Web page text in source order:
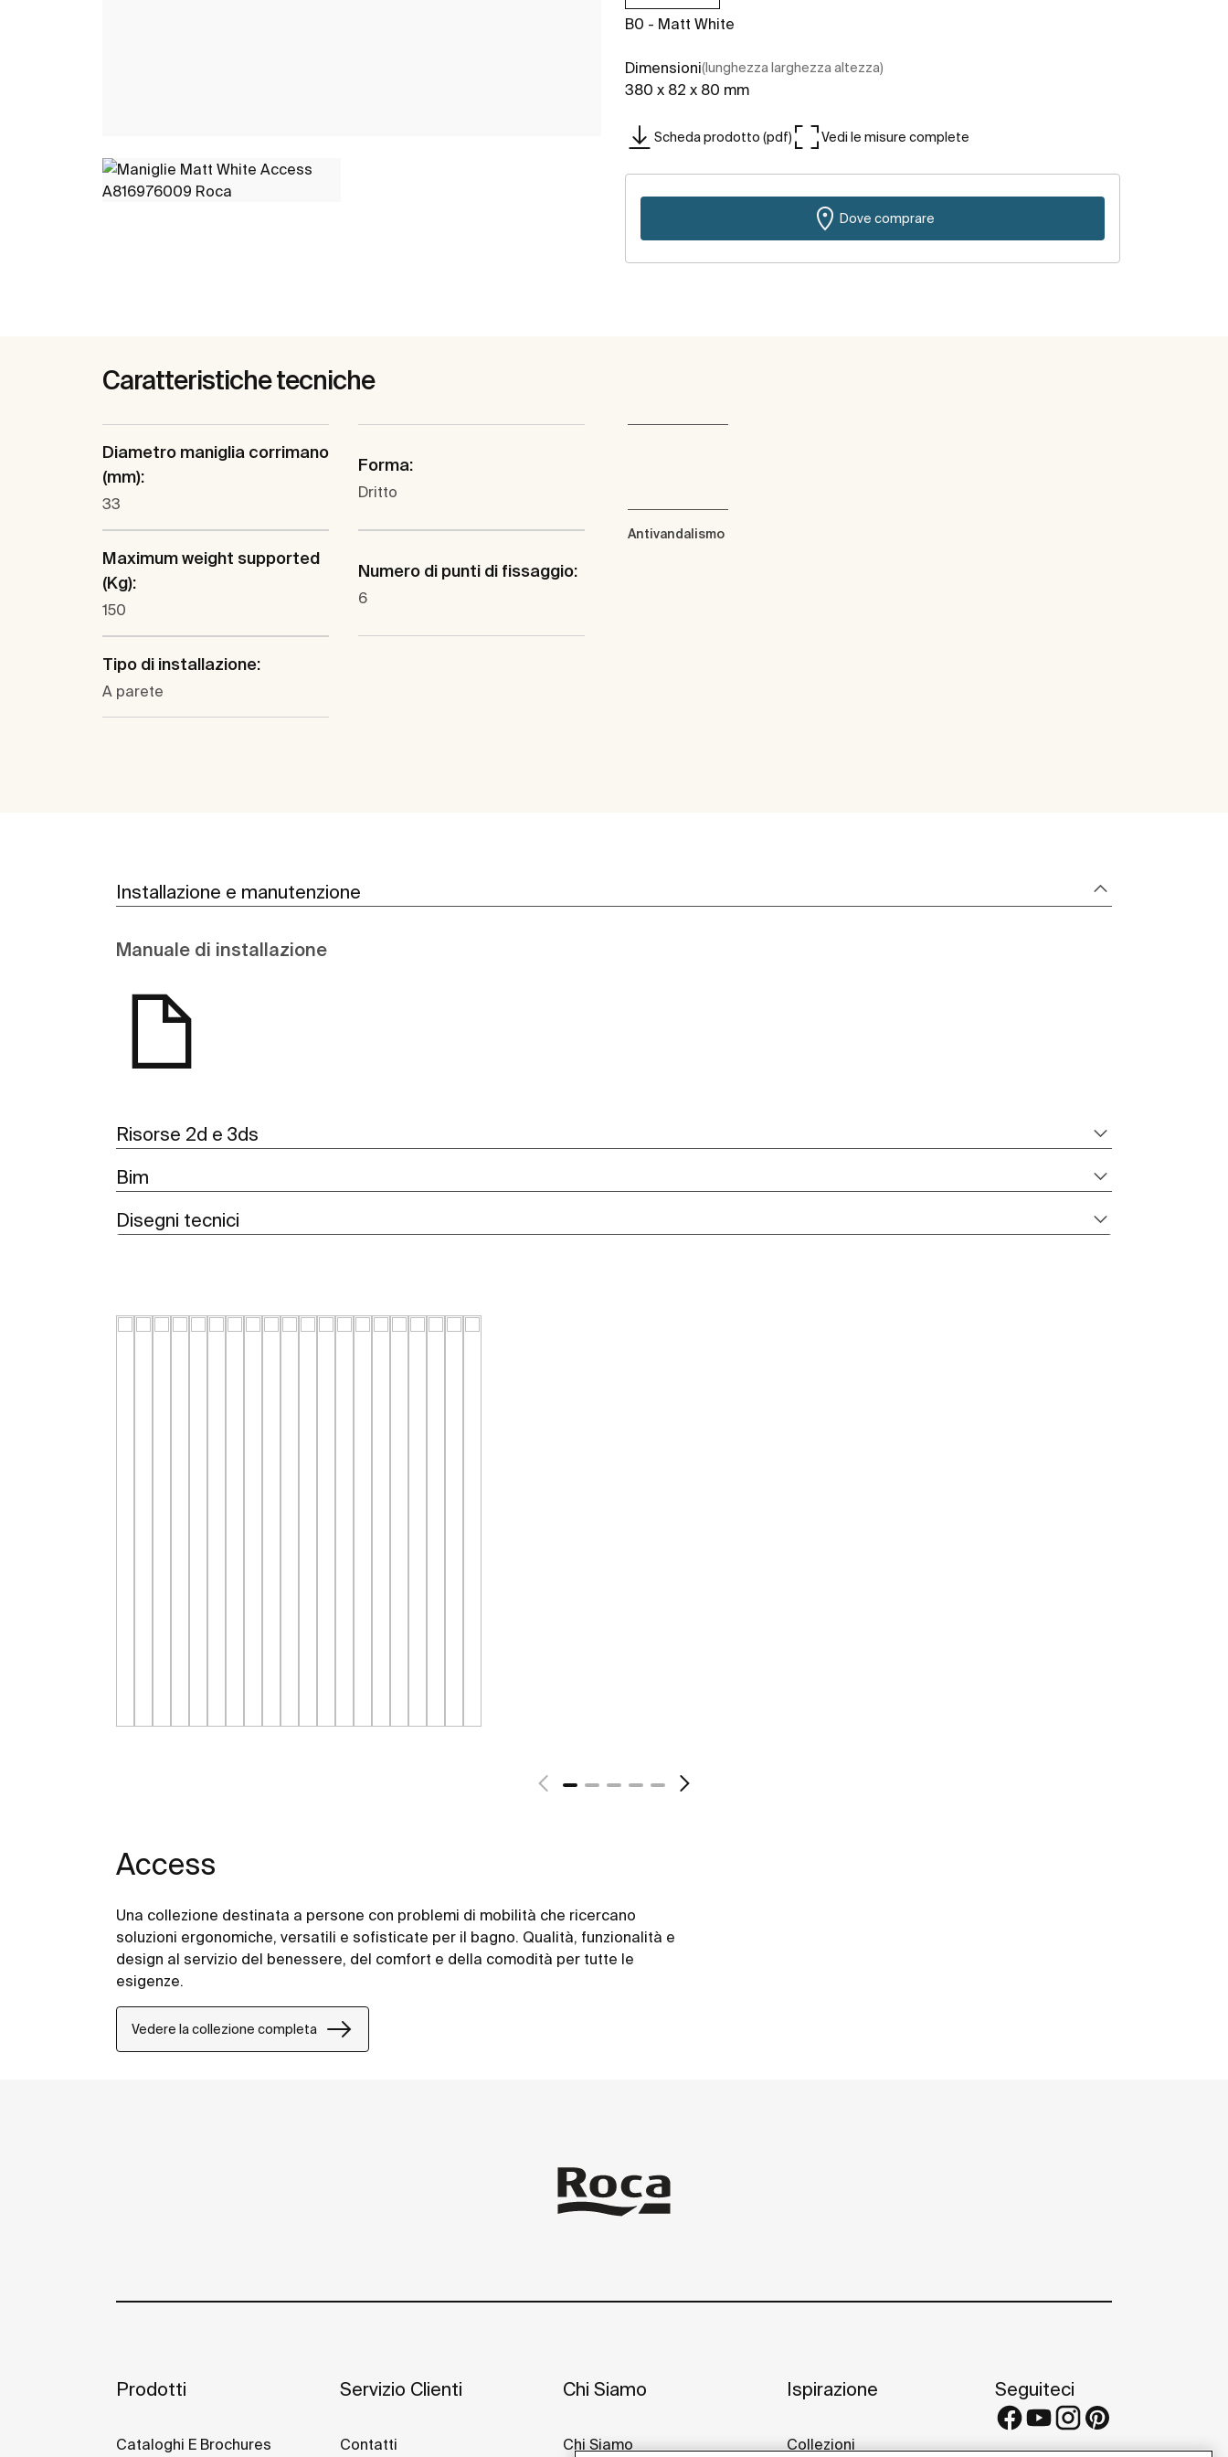
B0 - Matt White
Dimensioni(lunghezza larghezza altezza)
380 x 82 x 80 mm
Scheda prodotto (pdf) Vedi le misure complete
Dove comprare
Caratteristiche tecniche
Diametro maniglia corrimano
(mm):
33
Forma:
Dritto
Maximum weight supported
(Kg):
150
Numero di punti di fissaggio:
6
Tipo di installazione:
A parete
Antivandalismo
Installazione e manutenzione
Manuale di installazione
Risorse 2d e 3ds
Bim
Disegni tecnici
Access
Una collezione destinata a persone con problemi di mobilità che ricercano
soluzioni ergonomiche, versatili e sofisticate per il bagno. Qualità, funzionalità e
design al servizio del benessere, del comfort e della comodità per tutte le
esigenze.
Vedere la collezione completa
Prodotti
Cataloghi E Brochures
Servizio Clienti
Contatti
Chi Siamo
Chi Siamo
Ispirazione
Collezioni
Seguiteci